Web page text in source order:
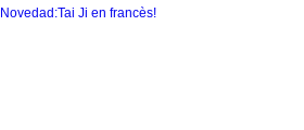
Novedad:Tai Ji en francès!